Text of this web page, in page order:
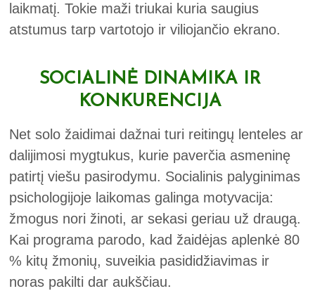
laikmatį. Tokie maži triukai kuria saugius
atstumus tarp vartotojo ir viliojančio ekrano.
SOCIALINĖ DINAMIKA IR
KONKURENCIJA
Net solo žaidimai dažnai turi reitingų lenteles ar
dalijimosi mygtukus, kurie paverčia asmeninę
patirtį viešu pasirodymu. Socialinis palyginimas
psichologijoje laikomas galinga motyvacija:
žmogus nori žinoti, ar sekasi geriau už draugą.
Kai programa parodo, kad žaidėjas aplenkė 80
% kitų žmonių, suveikia pasididžiavimas ir
noras pakilti dar aukščiau.